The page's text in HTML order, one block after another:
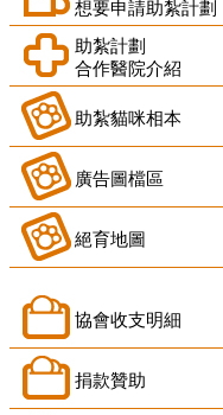
想要申請助紮計劃
助紮計劃
合作醫院介紹
助紮貓咪相本
廣告圖檔區
絕育地圖
協會收支明細
捐款贊助